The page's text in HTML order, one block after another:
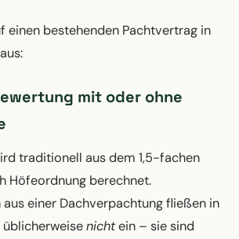
einen bestehenden Pachtvertrag in
mit oder ohne
traditionell aus dem 1,5-fachen
Höfeordnung berechnet.
aus einer Dachverpachtung fließen in
nichtein – sie sind